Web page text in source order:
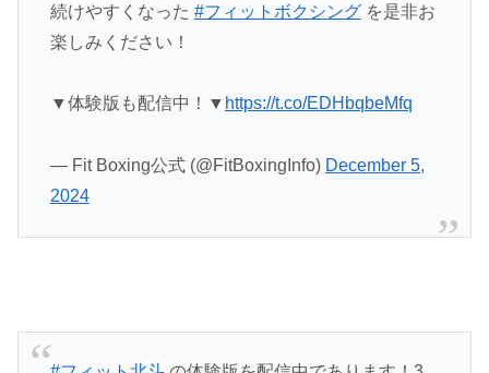
続けやすくなった #フィットボクシングを是非お
楽しみください！
▼体験版も配信中！▼ https://t.co/EDHbqbeMfq
— Fit Boxing公式 (@FitBoxingInfo) December 5,
2024